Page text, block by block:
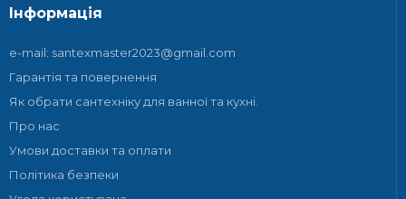
Інформація
e-mail: santexmaster2023@gmail.com
Гарантія та повернення
Як обрати сантехніку для ванної та кухні.
Про нас
Умови доставки та оплати
Політика безпеки